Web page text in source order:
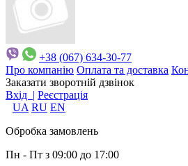
+38 (067) 634-30-77
Про компанію Оплата та доставка
Заказати зворотній дзвінок
Вхід | Реєстрація
UA RU EN
Обробка замовлень
Пн - Пт з 09:00 до 17:00